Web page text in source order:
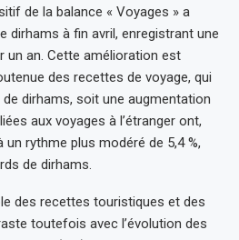
de la balance « Voyages » a
dirhams à fin avril, enregistrant une
un an. Cette amélioration est
des recettes de voyage, qui
dirhams, soit une augmentation
aux voyages à l’étranger ont,
rythme plus modéré de 5,4 %,
de dirhams.
des recettes touristiques et des
toutefois avec l’évolution des